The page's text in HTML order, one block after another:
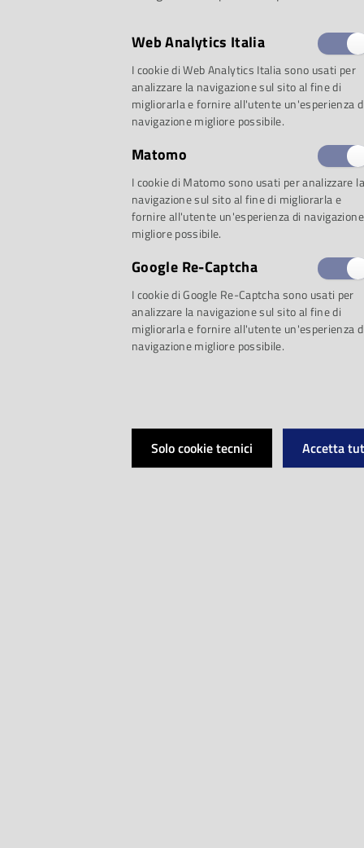
Si chiama
protagonista della
Musica,
della rassegna di
Web Analytics Italia
I cookie di Web Analytics Italia sono usati per
analizzare la navigazione sul sito al fine di
migliorarla e fornire all'utente un'esperienza
navigazione migliore possibile.
Matomo
I cookie di Matomo sono usati per analizzare la
navigazione sul sito al fine di migliorarla e
fornire all'utente un'esperienza di navigazione
migliore possibile.
Google Re-Captcha
I cookie di Google Re-Captcha sono usati per
analizzare la navigazione sul sito al fine di
migliorarla e fornire all'utente un'esperienza
navigazione migliore possibile.
Solo cookie tecnici Accetta